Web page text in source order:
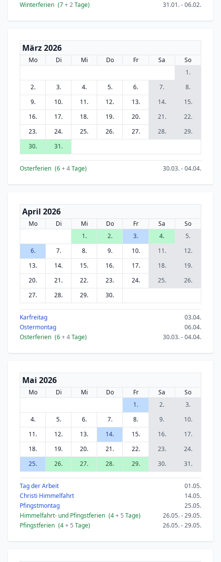
Winterferien (7+ 2Tage) 31.01. - 06.02.
März 2026
Mo Di Mi Do Fr Sa
So
1.
2.
3. 4. 5. 6. 7.
8.
9.
10. 11. 12. 13. 14.
15.
16.
17. 18. 19. 20. 21.
22.
23.
24. 25. 26. 27. 28.
29.
30.
31.
Osterferien (6+ 4Tage) 30.03. - 04.04.
April 2026
Mo Di Mi Do Fr Sa
So
1.
2. 3. 4.
5.
6.
7. 8. 9. 10. 11.
12.
13.
14. 15. 16. 17. 18.
19.
20.
21. 22. 23. 24. 25.
26.
27.
28. 29. 30.
Karfreitag
03.04.
Ostermontag
06.04.
Osterferien (6+ 4Tage) 30.03. - 04.04.
Mai 2026
Mo Di Mi Do Fr Sa
So
1.
2.
3.
4.
5. 6. 7. 8. 9.
10.
11.
12. 13. 14. 15. 16.
17.
18.
19. 20. 21. 22. 23.
24.
25.
26. 27. 28. 29. 30. 31.
Tag der Arbeit
01.05.
Christi Himmelfahrt
14.05.
Pfingstmontag
25.05.
Himmelfahrt- und Pfingstferien (4+ 5 Tage)
26.05. - 29.05.
Pfingstferien (4+ 5 Tage) 26.05. - 29.05.